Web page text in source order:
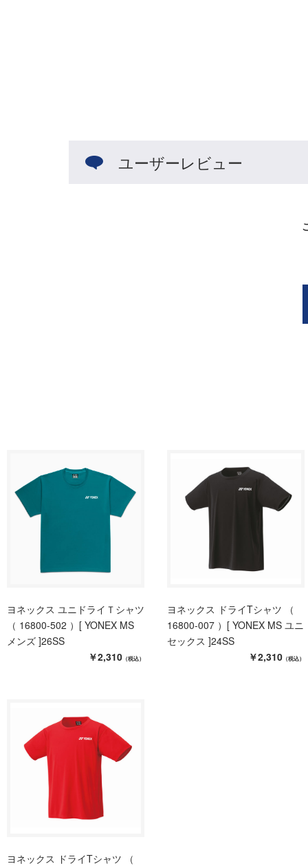
ユーザーレビュー
ヨネックス ユニドライＴシャツ
（ 16800-502 ）[ YONEX MS
メンズ ]26SS
￥2,310 （税込）
ヨネックス ドライTシャツ （
16800-007 ）[ YONEX MS ユニ
セックス ]24SS
￥2,310 （税込）
ヨネックス ドライTシャツ （